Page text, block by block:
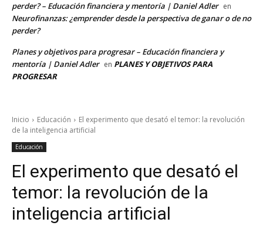
perder? – Educación financiera y mentoría | Daniel Adler en
Neurofinanzas: ¿emprender desde la perspectiva de ganar o de no
perder?
Planes y objetivos para progresar – Educación financiera y
mentoría | Daniel Adler en PLANES Y OBJETIVOS PARA
PROGRESAR